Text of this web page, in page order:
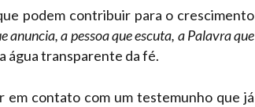
podem contribuir para o crescimento
anuncia, a pessoa que escuta, a Palavra que
água transparente da fé.
em contato com um testemunho que já